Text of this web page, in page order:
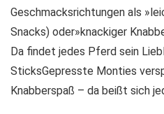
Geschmacksrichtungen als
Snacks) oder»knackiger
Da findet jedes Pferd sein
SticksGepresste Monties
Knabberspaß – da beißt sich